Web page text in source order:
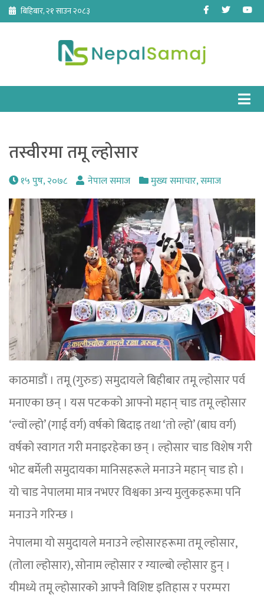
Skip
content
बिहिबार, २१ साउन २०८३ Facebook
Twitter
तस्वीरमा तमू ल्होसार
१५ पुष, २०७८ नेपाल समाज मुख्य समाचार,समाज
काठमाडौं । तमू (गुरुङ) समुदायले बिहीबार तमू ल्होसार पर्व
मनाएका छन् । यस पटकको आफ्नो महान् चाड तमू ल्होसार
‘ल्वों ल्हो’ (गाई वर्ग) वर्षको बिदाइ तथा ‘तो ल्हो’ (बाघ वर्ग)
वर्षको स्वागत गरी मनाइरहेका छन् । ल्होसार चाड विशेष गरी
भोट बर्मेली समुदायका मानिसहरूले मनाउने महान् चाड हो ।
यो चाड नेपालमा मात्र नभएर विश्वका अन्य मुलुकहरूमा पनि
मनाउने गरिन्छ ।
नेपालमा यो समुदायले मनाउने ल्होसारहरूमा तमू ल्होसार,
(तोला ल्होसार), सोनाम ल्होसार र ग्याल्बो ल्होसार हुन् ।
यीमध्ये तमू ल्होसारको आफ्नै विशिष्ट इतिहास र परम्परा